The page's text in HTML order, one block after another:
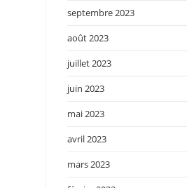
septembre 2023
août 2023
juillet 2023
juin 2023
mai 2023
avril 2023
mars 2023